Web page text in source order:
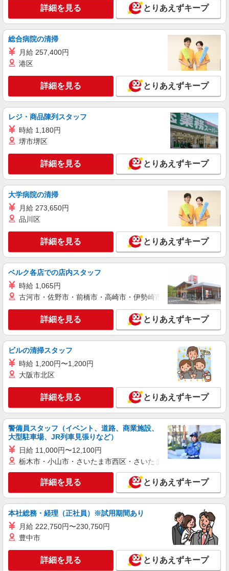
【正社員】月給240,000〜400,000円 ・基本
給：200,000円〜220,000円 ・資格手当：10,000〜
30,000円 ・役職手当：10,000〜70,000円 ・処遇改
善手当：20,000〜60,000円（勤続年数、保有資格
により変動） ・固定残業手当：20,000円（10時
間） ※固定残業時間を超過する場合には超過勤務
手当として別途支給 ・夜勤手当：10,000円/1回
（上記給与とは別に支給） 下記資格をお持ちの方
歓迎 ・認知症介護基礎研修 ・初任者研修 ・実務
者研修 ・介護福祉士 など
神奈川県横浜市港北区
キープ 詳細を見る
職業紹介
株式会社kotrio /●YK-S-2023168
≪新横浜駅≫無資格・未経験OKの看護助手！
医療行為なし♪
【正社員】月給240,000〜400,000円 ・基本
給：200,000円〜220,000円 ・資格手当：10,000〜
30,000円 ・役職手当：10,000〜70,000円 ・処遇改
善手当：20,000〜60,000円（勤続年数、保有資格
により変動） ・固定残業手当：20,000円（10時
間） ※固定残業時間を超過する場合には超過勤務
手当として別途支給 ・夜勤手当：10,000円/1回
（上記給与とは別に支給） 下記資格をお持ちの方
歓迎 ・認知症介護基礎研修 ・初任者研修 ・実務
者研修 ・介護福祉士 など
キープ 詳細を見る
職業紹介
株式会社kotrio /●YK-S-2114560
綱島駅☆子育て世代活躍！綺麗な病院で補助業
時給1550円〜2312円 ＜交通費全支給(ガソリ
ン代含む)＞
横浜市港北区/綱島駅徒歩5分
詳細を見る
派遣社員
株式会社トラストグロース 新宿本社 第2営業部
ショートステイでの看護師
時給：2100〜2200円 ※資格や経験等により異
なる
神奈川県横浜市港北区
詳細を見る
介護付き有料老人ホームでの夜専看護師
1夜勤：30000円〜 ※資格や経験などによる
神奈川県横浜市港北区
キープ 詳細を見る
派遣社員
株式会社kotrio /●YK-H-1225372
新横浜駅⇒病院内の補助STAFF▼医療器具の
洗浄、車いす誘導など
時給1600円〜2250円 ◆日払い/週払いOK/交
通費全支給（ガソリン代含む）◆
横浜市港北区 ≪最寄り駅：新横浜≫
詳細を見る とりあえずキープ
総合病院の清掃
月給 257,400円
港区
詳細を見る とりあえずキープ
レジ・商品陳列スタッフ
時給 1,180円
堺市堺区
詳細を見る とりあえずキープ
大学病院の清掃
月給 273,650円
品川区
詳細を見る とりあえずキープ
ベルク各店での店内スタッフ
時給 1,065円
古河市・佐野市・前橋市・高崎市・伊勢崎市・太田市・館林市
詳細を見る とりあえずキープ
ビルの清掃スタッフ
時給 1,200円〜1,200円
大阪市北区
詳細を見る とりあえずキープ
警備員スタッフ（イベント、道路、商業施設、
大型駐車場、JR列車見張りなど）
日給 11,000円〜12,100円
栃木市・小山市・さいたま市西区・さいたま市岩槻区・久喜市・
詳細を見る とりあえずキープ
本社総務・経理（正社員）※試用期間あり
月給 222,750円〜230,750円
豊中市
詳細を見る とりあえずキープ